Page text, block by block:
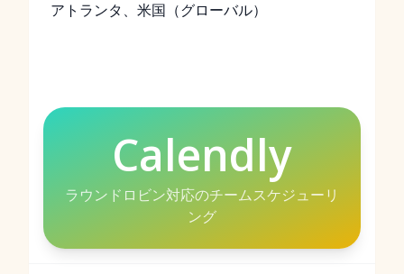
アトランタ、米国（グローバル）
Calendly
ラウンドロビン対応のチームスケジューリ
ング